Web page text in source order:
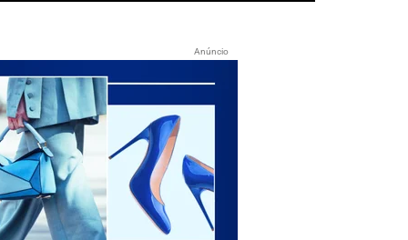
Anúncio